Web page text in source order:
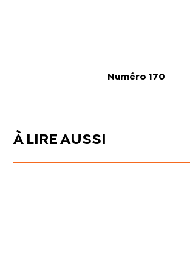
Numéro 170
À LIRE AUSSI